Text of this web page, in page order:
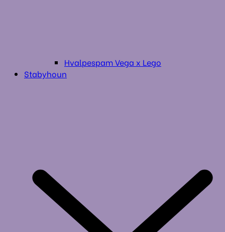
Hvalpespam Vega x Lego
Stabyhoun